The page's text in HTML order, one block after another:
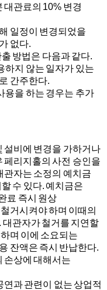
대관료의 10% 변경
일정이 변경되었을
없다.
방법은 다음과 같다.
하지 않는 일자가 있는
간주한다.
용을 하는 경우는 추가
설비에 변경을 가하거나
페리지홀의 사전 승인을
관자는 소정의 예치금
수 있다. 예치금은
료 즉시 원상
거시켜야 하며 이때의
관자가 철거를 지연할
며 이에 소요되는
잔액은 즉시 반납한다.
손상에 대해서는
연과 관련이 없는 상업적